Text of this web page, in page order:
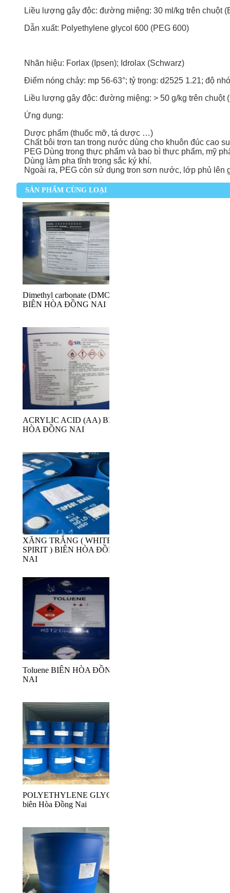
Liều lượng gây độc: đường miệng: 30 ml/kg trên chuột
Dẫn xuất: Polyethylene glycol 600 (PEG 600)
Nhãn hiệu: Forlax (Ipsen); Idrolax (Schwarz)
Điểm nóng chảy: mp 56-63°; tỷ trọng: d2525 1.21; độ
Liều lượng gây độc: đường miệng: > 50 g/kg trên chuột
Ứng dụng:
Dược phẩm (thuốc mỡ, tá dược …)
Chất bôi trơn tan trong nước dùng cho khuôn đúc cao
PEG Dùng trong thực phẩm và bao bì thực phẩm, mỹ
Dùng làm pha tĩnh trong sắc ký khí.
Ngoài ra, PEG còn sử dụng tron sơn nước, lớp phủ lên
SẢN PHẨM CÙNG LOẠI
Dimethyl carbonate (DMC)
BIÊN HÒA ĐỒNG NAI
ACRYLIC ACID (AA) BIÊN
HÒA ĐỒNG NAI
XĂNG TRẮNG ( WHITE
SPIRIT ) BIÊN HÒA ĐỒNG
NAI
Toluene BIÊN HÒA ĐỒNG
NAI
POLYETHYLENE GLYCOL
biên Hòa Đồng Nai